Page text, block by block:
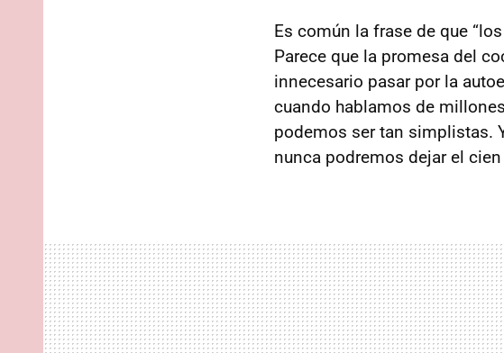
Es común la frase de que
Parece que la promesa del
innecesario pasar por la
cuando hablamos de
podemos ser tan simplistas.
nunca podremos dejar el